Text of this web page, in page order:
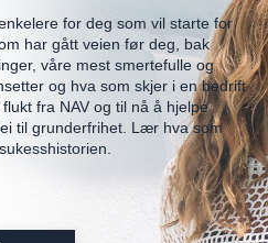
for deg som vil starte for
har gått veien før deg, bak
våre mest smertefulle og
og hva som skjer i en bedrift
fra NAV og til nå å hjelpe
til grunderfrihet. Lær hva som